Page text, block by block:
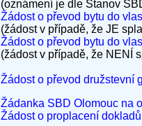
(oznámení je dle Stanov
Žádost o převod bytu do
(žádost v případě, že JE
Žádost o převod bytu do
(žádost v případě, že NENÍ
Žádost o převod družstevní
Žádanka SBD Olomouc na
Žádost o proplacení dokladů